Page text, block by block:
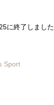
に終了しました
Sport